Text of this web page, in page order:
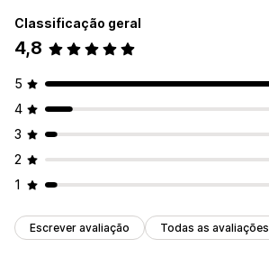
Classificação geral
4,8
5
4
3
2
1
Escrever avaliação Todas as avaliações